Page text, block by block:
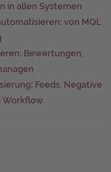
in allen Systemen
von MQL
Bewer­tun­gen,
Feeds, Nega­ti­ve
Workflow